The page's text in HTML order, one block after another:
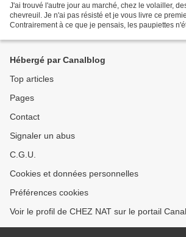
J'ai trouvé l'autre jour au marché, chez le volailler,
chevreuil. Je n'ai pas résisté et je vous livre ce
Contrairement à ce que je pensais, les paupiettes
Hébergé par Canalblog
Top articles
Pages
Contact
Signaler un abus
C.G.U.
Cookies et données personnelles
Préférences cookies
Voir le profil de CHEZ NAT sur le portail